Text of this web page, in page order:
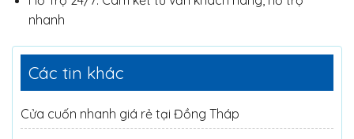
nhanh
Các tin khác
Cửa cuốn nhanh giá rẻ tại Đồng Tháp